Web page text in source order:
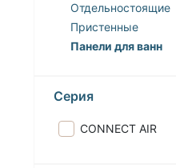
Отдельностоящие
Пристенные
Панели для ванн
Серия
CONNECT AIR